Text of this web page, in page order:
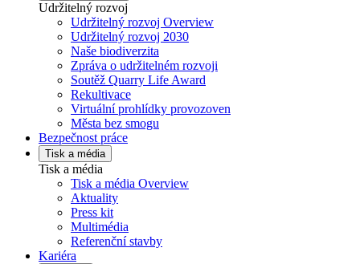
Udržitelný rozvoj
Udržitelný rozvoj Overview
Udržitelný rozvoj 2030
Naše biodiverzita
Zpráva o udržitelném rozvoji
Soutěž Quarry Life Award
Rekultivace
Virtuální prohlídky provozoven
Města bez smogu
Bezpečnost práce
Tisk a média
Tisk a média
Tisk a média Overview
Aktuality
Press kit
Multimédia
Referenční stavby
Kariéra